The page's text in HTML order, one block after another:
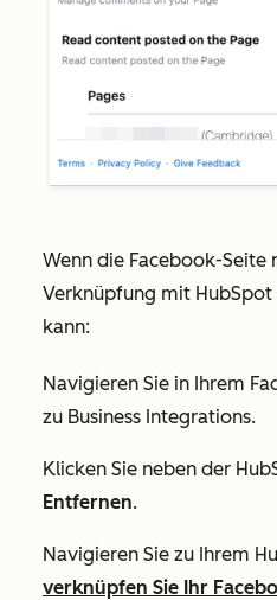
Wenn die Facebook-
Verknüpfung mit
kann:
Navigieren Sie in Ihrem
zu Business Integrations.
Klicken Sie neben der
Entfernen.
Navigieren Sie zu Ihrem
verknüpfen Sie Ihr